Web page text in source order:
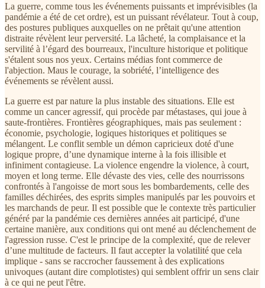
La guerre, comme tous les événements puissants et imprévisibles (la
pandémie a été de cet ordre), est un puissant révélateur. Tout à coup,
des postures publiques auxquelles on ne prêtait qu'une attention
distraite révèlent leur perversité. La lâcheté, la complaisance et la
servilité à l’égard des bourreaux, l'inculture historique et politique
s'étalent sous nos yeux. Certains médias font commerce de
l'abjection. Maus le courage, la sobriété, l’intelligence des
événements se révèlent aussi.
La guerre est par nature la plus instable des situations. Elle est
comme un cancer agressif, qui procède par métastases, qui joue à
saute-frontières. Frontières géographiques, mais pas seulement :
économie, psychologie, logiques historiques et politiques se
mélangent. Le conflit semble un démon capricieux doté d'une
logique propre, d’une dynamique interne à la fois illisible et
infiniment contagieuse. La violence engendre la violence, à court,
moyen et long terme. Elle dévaste des vies, celle des nourrissons
confrontés à l'angoisse de mort sous les bombardements, celle des
familles déchirées, des esprits simples manipulés par les pouvoirs et
les marchands de peur. Il est possible que le contexte très particulier
généré par la pandémie ces dernières années ait participé, d'une
certaine manière, aux conditions qui ont mené au déclenchement de
l'agression russe. C'est le principe de la complexité, que de relever
d’une multitude de facteurs. Il faut accepter la volatilité que cela
implique - sans se raccrocher faussement à des explications
univoques (autant dire complotistes) qui semblent offrir un sens clair
à ce qui ne peut l'être.